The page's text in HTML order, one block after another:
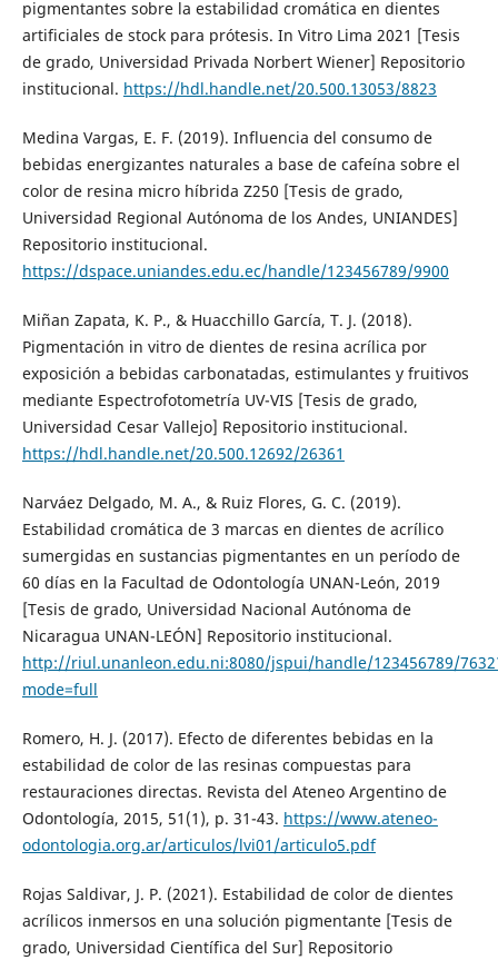
pigmentantes sobre la estabilidad cromática en dientes
artificiales de stock para prótesis. In Vitro Lima 2021 [Tesis
de grado, Universidad Privada Norbert Wiener] Repositorio
institucional. https://hdl.handle.net/20.500.13053/8823
Medina Vargas, E. F. (2019). Influencia del consumo de
bebidas energizantes naturales a base de cafeína sobre el
color de resina micro híbrida Z250 [Tesis de grado,
Universidad Regional Autónoma de los Andes, UNIANDES]
Repositorio institucional.
https://dspace.uniandes.edu.ec/handle/123456789/9900
Miñan Zapata, K. P., & Huacchillo García, T. J. (2018).
Pigmentación in vitro de dientes de resina acrílica por
exposición a bebidas carbonatadas, estimulantes y fruitivos
mediante Espectrofotometría UV-VIS [Tesis de grado,
Universidad Cesar Vallejo] Repositorio institucional.
https://hdl.handle.net/20.500.12692/26361
Narváez Delgado, M. A., & Ruiz Flores, G. C. (2019).
Estabilidad cromática de 3 marcas en dientes de acrílico
sumergidas en sustancias pigmentantes en un período de
60 días en la Facultad de Odontología UNAN-León, 2019
[Tesis de grado, Universidad Nacional Autónoma de
Nicaragua UNAN-LEÓN] Repositorio institucional.
http://riul.unanleon.edu.ni:8080/jspui/handle/123456789/
mode=full
Romero, H. J. (2017). Efecto de diferentes bebidas en la
estabilidad de color de las resinas compuestas para
restauraciones directas. Revista del Ateneo Argentino de
Odontología, 2015, 51(1), p. 31-43. https://www.ateneo-
odontologia.org.ar/articulos/lvi01/articulo5.pdf
Rojas Saldivar, J. P. (2021). Estabilidad de color de dientes
acrílicos inmersos en una solución pigmentante [Tesis de
grado, Universidad Científica del Sur] Repositorio